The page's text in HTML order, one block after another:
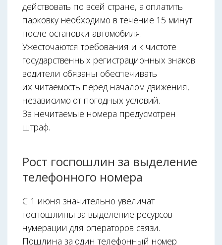
действовать по всей стране, а оплатить
парковку необходимо в течение 15 минут
после остановки автомобиля.
Ужесточаются требования и к чистоте
государственных регистрационных знаков:
водители обязаны обеспечивать
их читаемость перед началом движения,
независимо от погодных условий.
За нечитаемые номера предусмотрен
штраф.
Рост госпошлин за выделение
телефонного номера
С 1 июня значительно увеличат
госпошлины за выделение ресурсов
нумерации для операторов связи.
Пошлина за один телефонный номер